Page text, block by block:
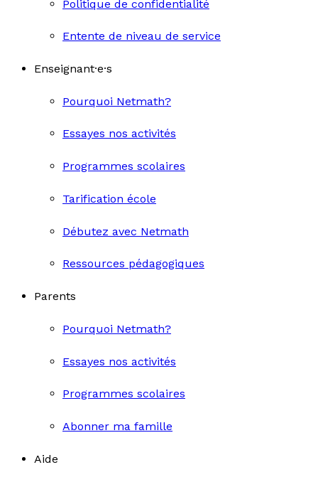
Politique de confidentialité
Entente de niveau de service
Enseignant·e·s
Pourquoi Netmath?
Essayes nos activités
Programmes scolaires
Tarification école
Débutez avec Netmath
Ressources pédagogiques
Parents
Pourquoi Netmath?
Essayes nos activités
Programmes scolaires
Abonner ma famille
Aide